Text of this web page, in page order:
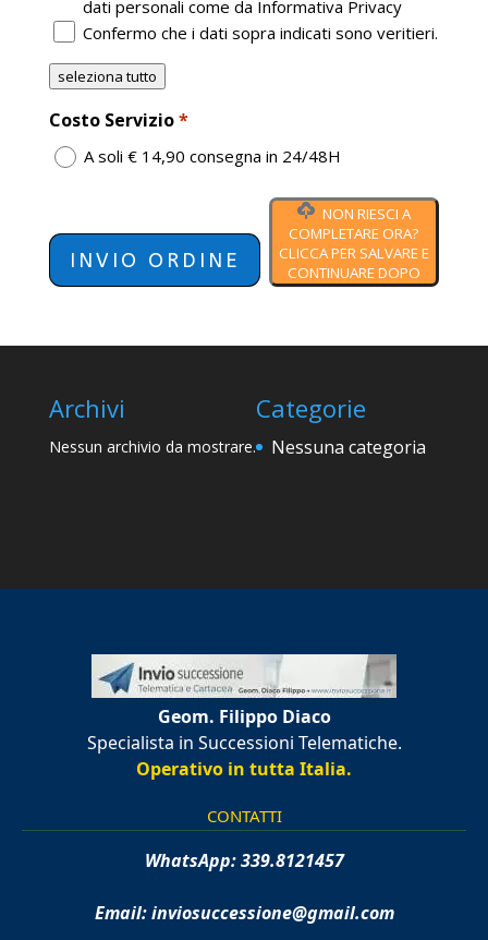
tutto
*
dati personali come da Informativa Privacy
Confermo che i dati sopra indicati sono veritieri.
seleziona tutto
Costo Servizio*
A soli € 14,90 consegna in 24/48H
NON RIESCI A
COMPLETARE ORA?
CLICCA PER SALVARE E
CONTINUARE DOPO
Archivi
Nessun archivio da mostrare.
Categorie
Nessuna categoria
Geom. Filippo Diaco
Specialista in Successioni Telematiche.
Operativo in tutta Italia.
CONTATTI
WhatsApp: 339.8121457
Email: inviosuccessione@gmail.com